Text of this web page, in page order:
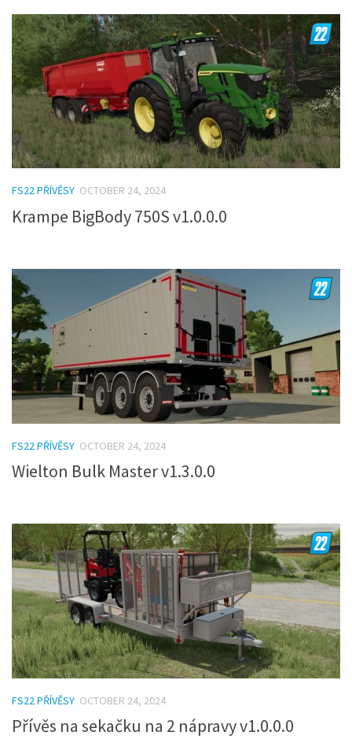
FS22 PŘÍVĚSY OCTOBER 24, 2024
Krampe BigBody 750S v1.0.0.0
FS22 PŘÍVĚSY OCTOBER 24, 2024
Wielton Bulk Master v1.3.0.0
FS22 PŘÍVĚSY OCTOBER 24, 2024
Přívěs na sekačku na 2 nápravy v1.0.0.0